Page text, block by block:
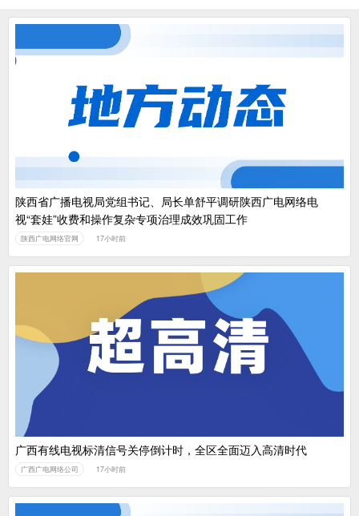
陕西省广播电视局党组书记、局长单舒平调研陕西广电网络电
视“套娃”收费和操作复杂专项治理成效巩固工作
陕西广电网络官网 17小时前
广西有线电视标清信号关停倒计时，全区全面迈入高清时代
广西广电网络公司 17小时前